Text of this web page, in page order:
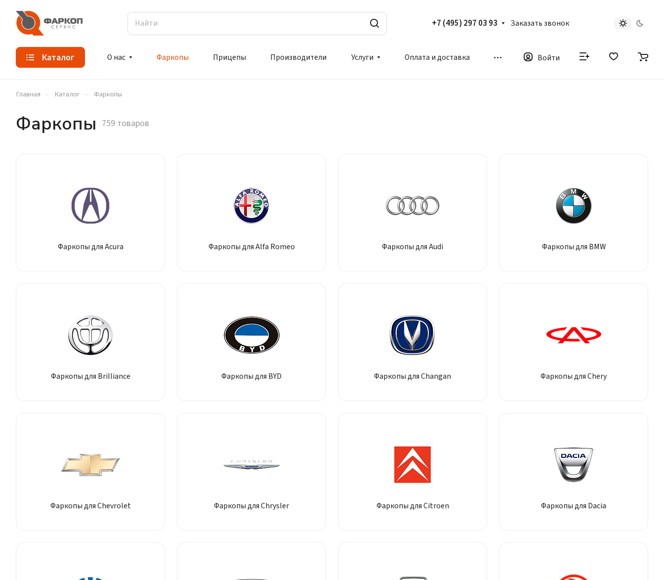
+7 (495) 297 03 93 Заказать звонок
Каталог О нас Фаркопы Прицепы Производители Услуги Оплата и доставка Войти
Главная – Каталог – Фаркопы
Фаркопы 759 товаров
Фаркопы для Acura Фаркопы для Alfa Romeo Фаркопы для Audi Фаркопы для BMW
Фаркопы для Brilliance Фаркопы для BYD Фаркопы для Changan Фаркопы для Chery
Фаркопы для Chevrolet Фаркопы для Chrysler Фаркопы для Citroen Фаркопы для Dacia